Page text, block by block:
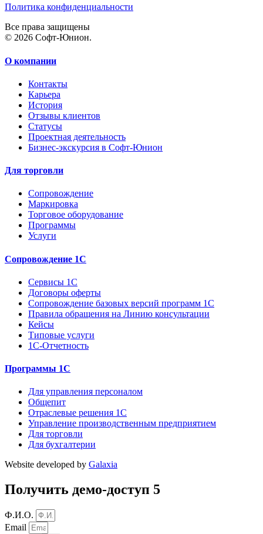
Политика конфиденциальности
Все права защищены
© 2026 Софт-Юнион.
О компании
Контакты
Карьера
История
Отзывы клиентов
Статусы
Проектная деятельность
Бизнес-экскурсия в Софт-Юнион
Для торговли
Сопровождение
Маркировка
Торговое оборудование
Программы
Услуги
Сопровождение 1С
Сервисы 1С
Договоры оферты
Сопровождение базовых версий программ 1С
Правила обращения на Линию консультации
Кейсы
Типовые услуги
1С-Отчетность
Программы 1С
Для управления персоналом
Общепит
Отраслевые решения 1С
Управление производственным предприятием
Для торговли
Для бухгалтерии
Website developed by Galaxia
Получить демо-доступ 5
Ф.И.О.
Email